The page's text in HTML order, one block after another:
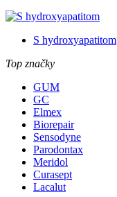
S hydroxyapatitom
Top značky
GUM
GC
Elmex
Biorepair
Sensodyne
Parodontax
Meridol
Curasept
Lacalut